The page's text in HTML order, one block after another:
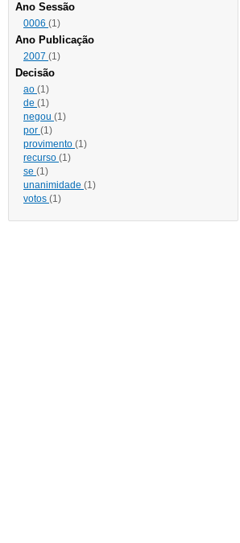
Ano Sessão
0006 (1)
Ano Publicação
2007 (1)
Decisão
ao (1)
de (1)
negou (1)
por (1)
provimento (1)
recurso (1)
se (1)
unanimidade (1)
votos (1)